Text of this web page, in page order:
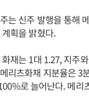
는 신주 발행을 통해
획을 밝혔다.
재는 1대 1.27, 지주
리츠화재 지분율은
로 늘어난다. 메리